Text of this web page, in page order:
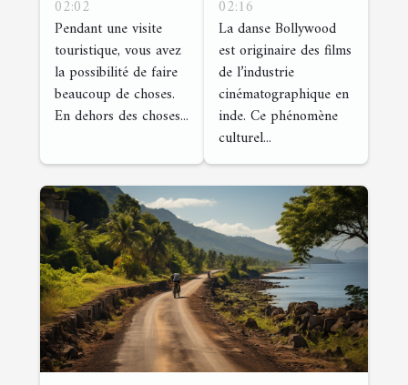
Pins
02:02
Pendant une visite
touristique, vous avez
la possibilité de faire
beaucoup de choses.
En dehors des choses...
vos occasions
de fêtes ?
02:16
La danse Bollywood
est originaire des films
de l’industrie
cinématographique en
inde. Ce phénomène
culturel...